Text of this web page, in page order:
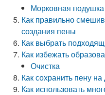
Морковная подушка
Как правильно
создания пены
Как выбрать
Как избежать
Очистка
Как сохранить пену
Как использовать